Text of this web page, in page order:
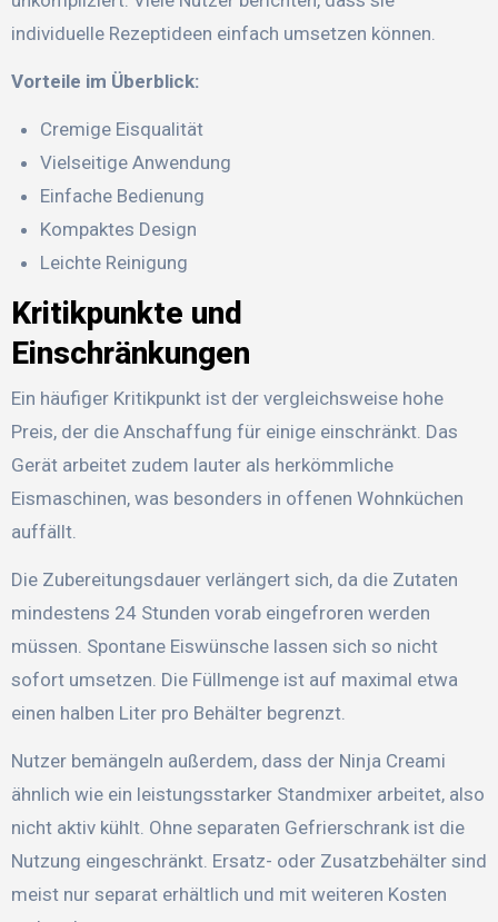
individuelle Rezeptideen einfach umsetzen können.
Vorteile im Überblick:
Cremige Eisqualität
Vielseitige Anwendung
Einfache Bedienung
Kompaktes Design
Leichte Reinigung
Kritikpunkte und
Einschränkungen
Ein häufiger Kritikpunkt ist der vergleichsweise hohe
Preis, der die Anschaffung für einige einschränkt. Das
Gerät arbeitet zudem lauter als herkömmliche
Eismaschinen, was besonders in offenen Wohnküchen
auffällt.
Die Zubereitungsdauer verlängert sich, da die Zutaten
mindestens 24 Stunden vorab eingefroren werden
müssen. Spontane Eiswünsche lassen sich so nicht
sofort umsetzen. Die Füllmenge ist auf maximal etwa
einen halben Liter pro Behälter begrenzt.
Nutzer bemängeln außerdem, dass der Ninja Creami
ähnlich wie ein leistungsstarker Standmixer arbeitet, also
nicht aktiv kühlt. Ohne separaten Gefrierschrank ist die
Nutzung eingeschränkt. Ersatz- oder Zusatzbehälter sind
meist nur separat erhältlich und mit weiteren Kosten